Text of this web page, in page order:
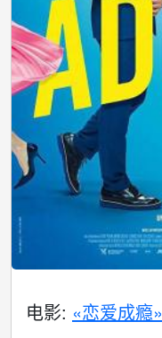
电影: «恋爱成瘾»